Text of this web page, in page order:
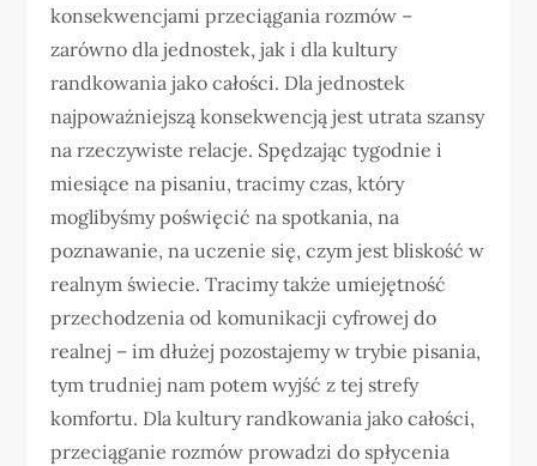
konsekwencjami przeciągania rozmów –
zarówno dla jednostek, jak i dla kultury
randkowania jako całości. Dla jednostek
najpoważniejszą konsekwencją jest utrata szansy
na rzeczywiste relacje. Spędzając tygodnie i
miesiące na pisaniu, tracimy czas, który
moglibyśmy poświęcić na spotkania, na
poznawanie, na uczenie się, czym jest bliskość w
realnym świecie. Tracimy także umiejętność
przechodzenia od komunikacji cyfrowej do
realnej – im dłużej pozostajemy w trybie pisania,
tym trudniej nam potem wyjść z tej strefy
komfortu. Dla kultury randkowania jako całości,
przeciąganie rozmów prowadzi do spłycenia